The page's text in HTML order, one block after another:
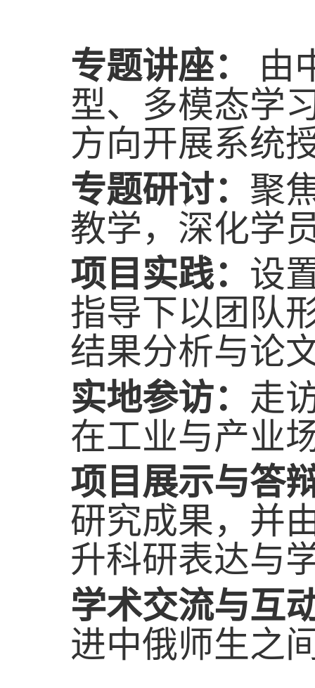
专题讲座：
由
型、多模态学
方向开展系统
专题研讨： 聚
教学，深化学
项目实践： 设
指导下以团队
结果分析与论
实地参访： 走
在工业与产业
项目展示与答
研究成果，并
升科研表达与
学术交流与互
进中俄师生之